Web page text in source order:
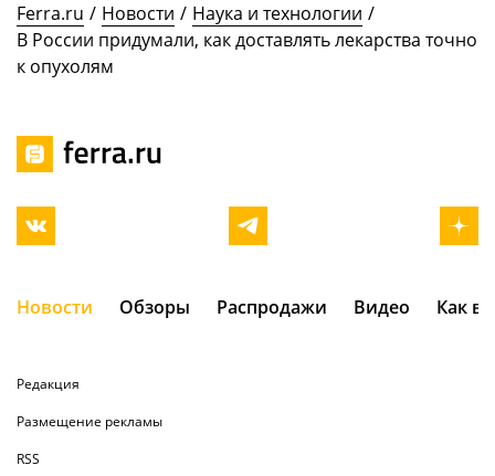
Ferra.ru / Новости / Наука и технологии /
В России придумали, как доставлять лекарства точно
к опухолям
Новости Обзоры Распродажи Видео Как
Редакция
Размещение рекламы
RSS